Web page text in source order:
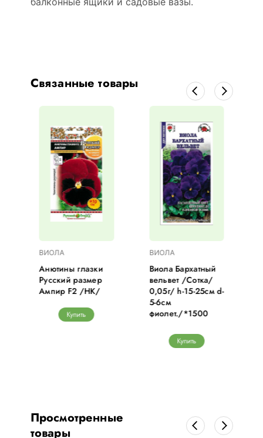
Связанные товары
ВИОЛА
Анютины глазки
Русский размер
Ампир F2 /НК/
Купить
ВИОЛА
Виола Бархатный
вельвет /Сотка/
0,05г/ h-15-25см d-
5-6см
фиолет./*1500
Купить
Просмотренные
товары